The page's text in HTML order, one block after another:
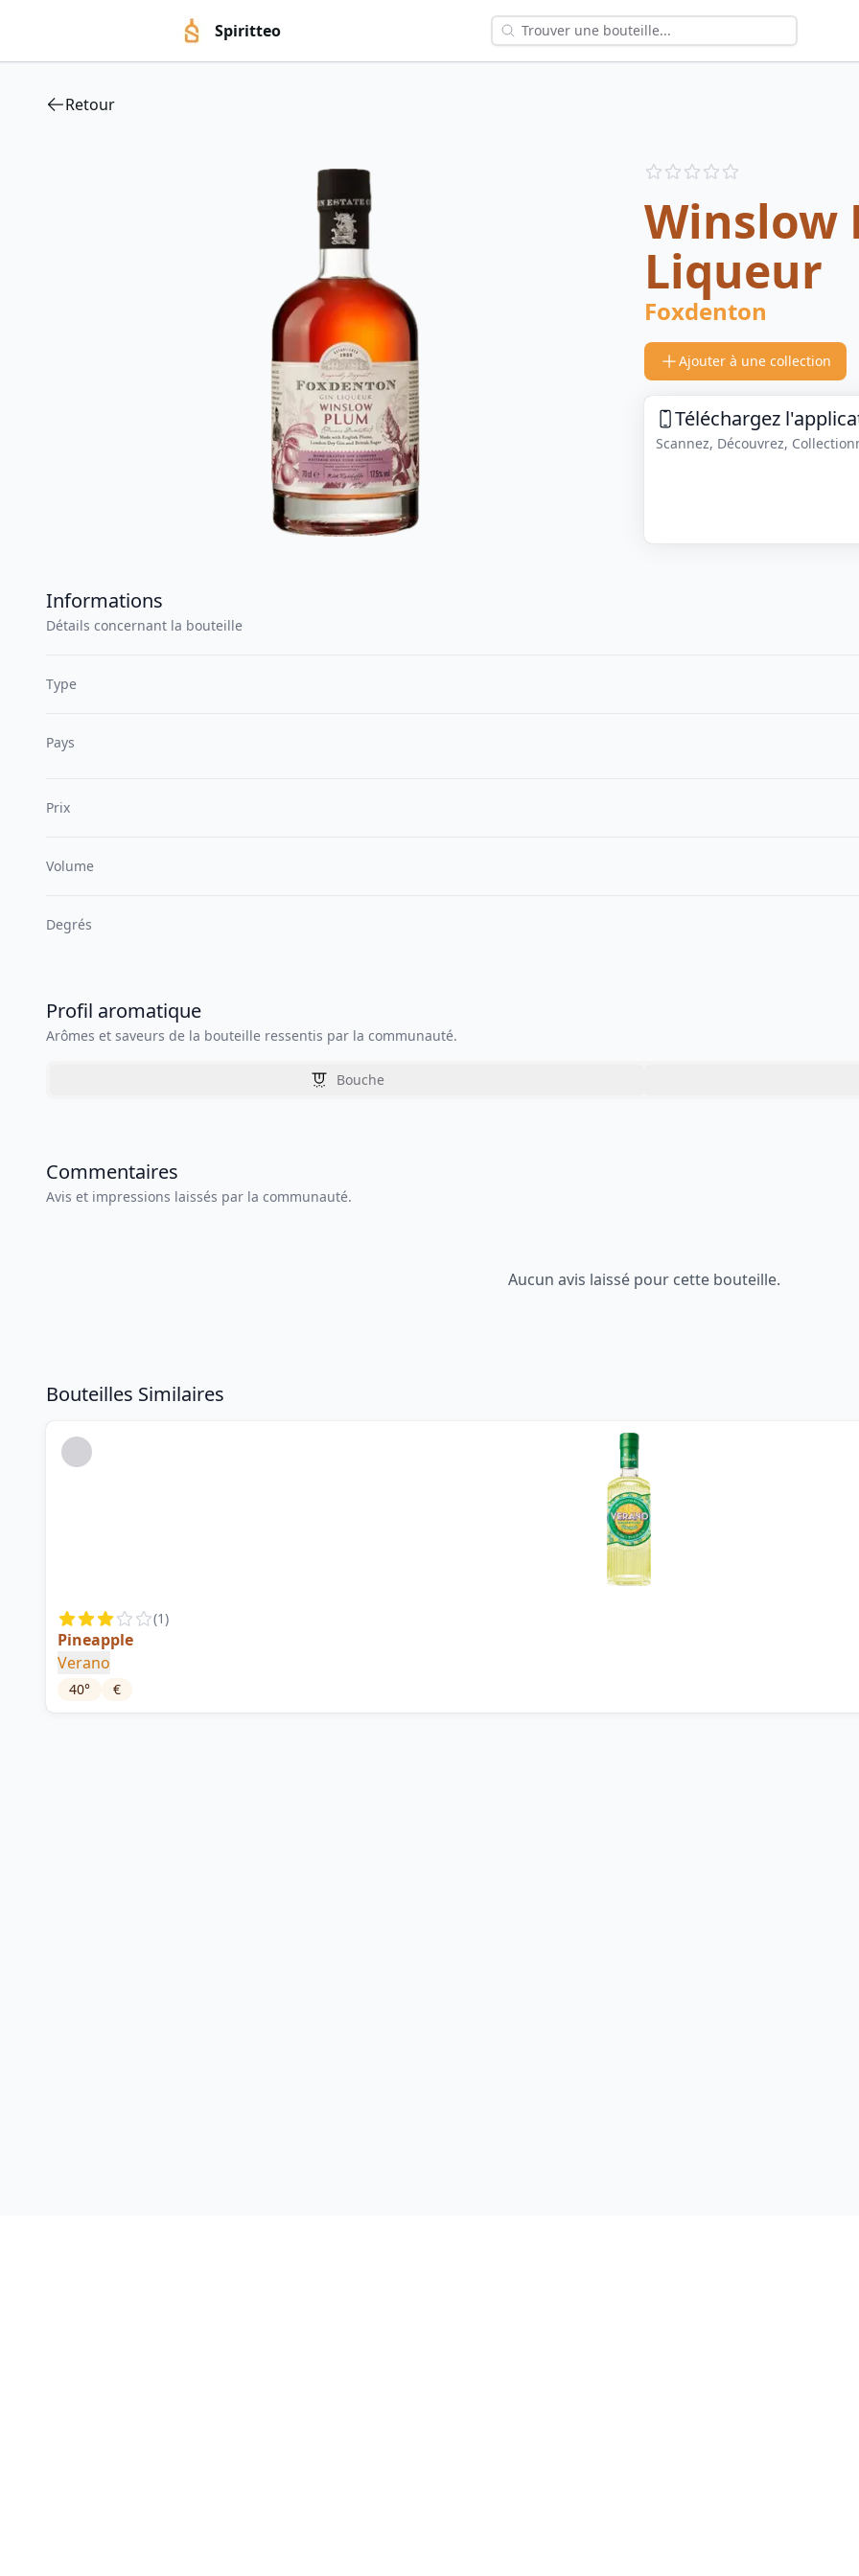
Spiritteo
Retour
Reviews
Winslow
Liqueur
Foxdenton
Ajouter à une collection
Téléchargez
Scannez, Découvrez,
Informations
Détails concernant la bouteille
Type
Pays
Prix
Volume
Degrés
Profil aromatique
Arômes et saveurs de la bouteille ressentis par la communauté.
Bouche
Commentaires
Avis et impressions laissés par la communauté.
Aucun avis laissé pour cette bouteille.
Bouteilles Similaires
(1)
Pineapple
Verano
40° €